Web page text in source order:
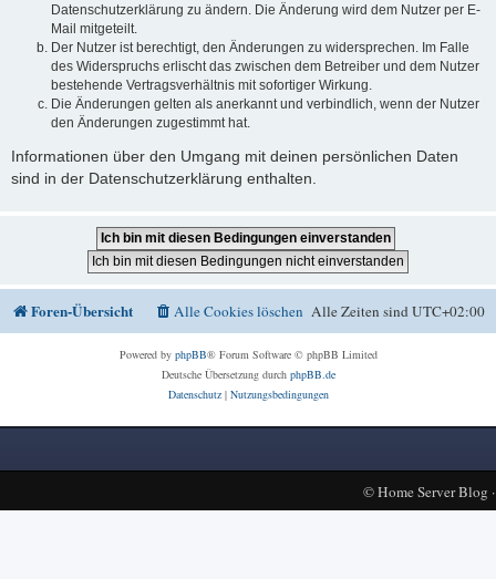
Datenschutzerklärung zu ändern. Die Änderung wird dem Nutzer per E-
Mail mitgeteilt.
Der Nutzer ist berechtigt, den Änderungen zu widersprechen. Im Falle
des Widerspruchs erlischt das zwischen dem Betreiber und dem Nutzer
bestehende Vertragsverhältnis mit sofortiger Wirkung.
Die Änderungen gelten als anerkannt und verbindlich, wenn der Nutzer
den Änderungen zugestimmt hat.
Informationen über den Umgang mit deinen persönlichen Daten
sind in der Datenschutzerklärung enthalten.
Foren-Übersicht Alle Zeiten sindUTC+02:00
Alle Cookies löschen
Powered by phpBB® Forum Software © phpBB Limited
Deutsche Übersetzung durch phpBB.de
Datenschutz| Nutzungsbedingungen
©Home Server Blog